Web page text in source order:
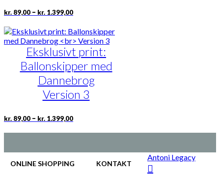
kr. 89,00 – kr. 1.399,00Prisinterval:
kr. 89,00
kr. 1.399,00
Dette
vare
har
flere
varianter.
Mulighederne
kan
vælges
på
varesiden
Eksklusivt print:
Ballonskipper med
Dannebrog
Version 3
kr. 89,00 – kr. 1.399,00Prisinterval:
kr. 89,00
til
Dette
vare
har
varianter.
Mulighederne
ONLINE SHOPPING KONTAKT
Antoni Legacy